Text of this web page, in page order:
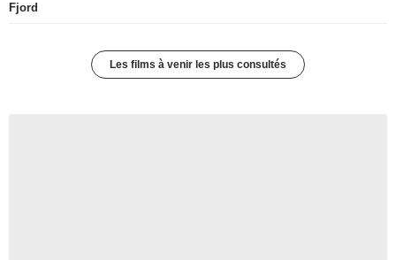
Fjord
Les films à venir les plus consultés